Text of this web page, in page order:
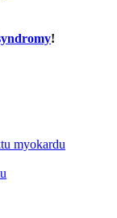
!
myokardu